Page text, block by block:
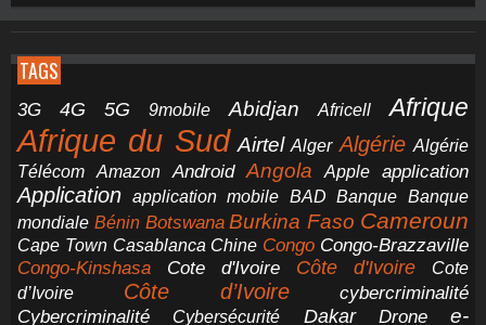
TAGS
3G 4G 5G 9mobile Abidjan Africell Afrique
Afrique du Sud Airtel Alger Algérie Algérie
Télécom
Amazon Android Angola Apple application
Application application mobile BAD Banque Banque
mondiale Bénin Botswana Burkina Faso Cameroun
Cape Town Casablanca Chine Congo Congo-Brazzaville
Congo-Kinshasa Cote d'Ivoire Côte d'Ivoire
Cote
d’Ivoire
Côte d’Ivoire
cybercriminalité
Cybercriminalité
Cybersécurité Dakar Drone
e-